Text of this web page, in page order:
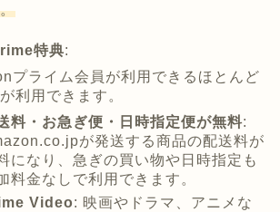
特典:
プライム会員が利用できるほとんど
利用できます。
料・お急ぎ便・日時指定便が無料:
が発送する商品の配送料が
になり、急ぎの買い物や日時指定も
料金なしで利用できます。
Video: 映画やドラマ、アニメな